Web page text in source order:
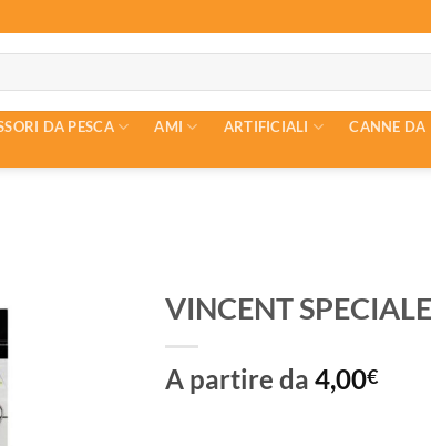
DA PESCA AMI ARTIFICIALI CANNE DA
VINCENT
A partire da 4,00€